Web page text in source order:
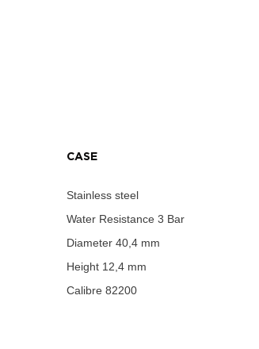
CASE
Stainless steel
Water Resistance 3 Bar
Diameter 40,4 mm
Height 12,4 mm
Calibre 82200